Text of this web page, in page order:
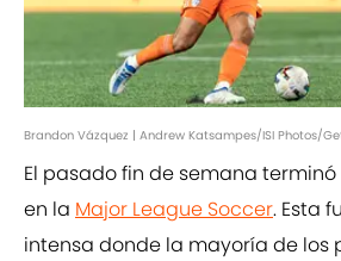
Brandon Vázquez | Andrew Katsampes/ISI Photos/
El pasado fin de semana
en la Major League Soccer. Esta
intensa donde la mayoría de los